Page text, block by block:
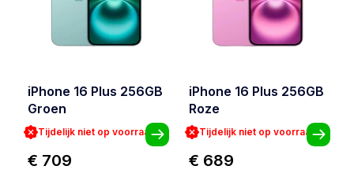
iPhone 16 Plus 256GB
Groen
Tijdelijk niet op voorraad
€ 709
iPhone 16 Plus 256GB
Roze
Tijdelijk niet op voorraad
€ 689